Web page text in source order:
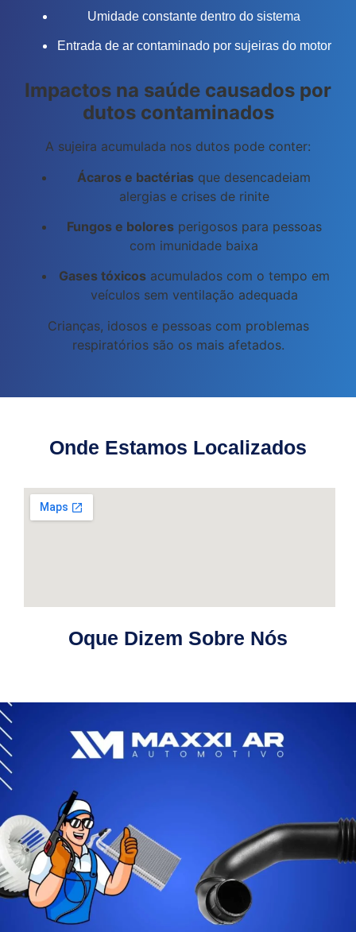
Umidade constante dentro do sistema
Entrada de ar contaminado por sujeiras do motor
Impactos na saúde causados por
dutos contaminados
A sujeira acumulada nos dutos pode conter:
Ácaros e bactérias que desencadeiam
alergias e crises de rinite
Fungos e boloresperigosos para pessoas
com imunidade baixa
Gases tóxicosacumulados com o tempo em
veículos sem ventilação adequada
Crianças, idosos e pessoas com problemas
respiratórios são os mais afetados.
Onde Estamos Localizados
Oque Dizem Sobre Nós